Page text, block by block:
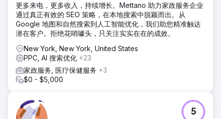
严格执行页面优化（结构化数据标记、地理定位），同时运用
站外优化技巧来验证本地信号并建立信任。为了最大限度地提
升即时效果，我们还叠加了谷歌广告和潜在客户自动化流程。
正是这种页面深度相关性和站外权威性建设之间的平衡，最终
助力他们跻身地图搜索结果的前列。
结果
客户如今已成为其所在城市的市场领导者，稳居谷歌地图搜索
结果前三，并且其最赚钱的服务关键词在自然搜索结果中排名
已初见成效。
更多来电，更多收入，持续增长。Mettano 助力家政服务企业
通过真正有效的 SEO 策略，在本地搜索中脱颖而出。从
Google 地图和自然搜索到人工智能优化，我们助您精准触达
潜在客户。拒绝花哨噱头，只关注实实在在的成效。
New York, New York, United States
PPC, AI 搜索优化 +23
家政服务, 医疗保健服务 +3
$0 - $5,000
5